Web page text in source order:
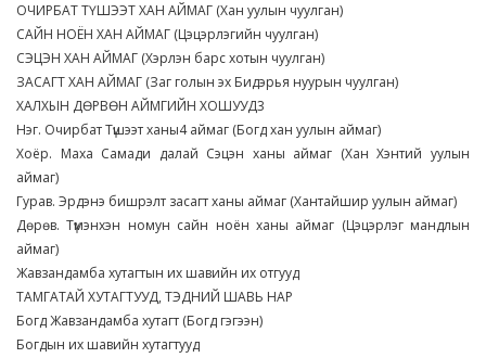
ОЧИРБАТ ТҮШЭЭТ ХАН АЙМАГ (Хан уулын чуулган)
САЙН НОЁН ХАН АЙМАГ (Цэцэрлэгийн чуулган)
СЭЦЭН ХАН АЙМАГ (Хэрлэн барс хотын чуулган)
ЗАСАГТ ХАН АЙМАГ (Заг голын эх Бидэрья нуурын чуулган)
ХАЛХЫН ДӨРВӨН АЙМГИЙН ХОШУУД3
Нэг. Очирбат Түшээт ханы4 аймаг (Богд хан уулын аймаг)
Хоёр. Маха Самади далай Сэцэн ханы аймаг (Хан Хэнтий уулын
аймаг)
Гурав. Эрдэнэ бишрэлт засагт ханы аймаг (Хантайшир уулын аймаг)
Дөрөв. Түмэнхэн номун сайн ноён ханы аймаг (Цэцэрлэг мандлын
аймаг)
Жавзандамба хутагтын их шавийн их отгууд
ТАМГАТАЙ ХУТАГТУУД, ТЭДНИЙ ШАВЬ НАР
Богд Жавзандамба хутагт (Богд гэгээн)
Богдын их шавийн хутагтууд